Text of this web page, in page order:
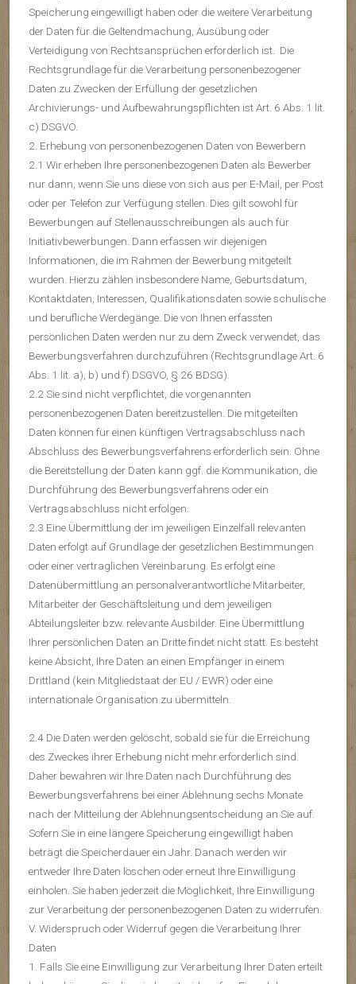
Speicherung eingewilligt haben oder die weitere Verarbeitung
der Daten für die Geltendmachung, Ausübung oder
Verteidigung von Rechtsansprüchen erforderlich ist. Die
Rechtsgrundlage für die Verarbeitung personenbezogener
Daten zu Zwecken der Erfüllung der gesetzlichen
Archivierungs- und Aufbewahrungspflichten ist Art. 6 Abs. 1 lit.
c) DSGVO.
2. Erhebung von personenbezogenen Daten von Bewerbern
2.1 Wir erheben Ihre personenbezogenen Daten als Bewerber
nur dann, wenn Sie uns diese von sich aus per E-Mail, per Post
oder per Telefon zur Verfügung stellen. Dies gilt sowohl für
Bewerbungen auf Stellenausschreibungen als auch für
Initiativbewerbungen. Dann erfassen wir diejenigen
Informationen, die im Rahmen der Bewerbung mitgeteilt
wurden. Hierzu zählen insbesondere Name, Geburtsdatum,
Kontaktdaten, Interessen, Qualifikationsdaten sowie schulische
und berufliche Werdegänge. Die von Ihnen erfassten
persönlichen Daten werden nur zu dem Zweck verwendet, das
Bewerbungsverfahren durchzuführen (Rechtsgrundlage Art. 6
Abs. 1 lit. a), b) und f) DSGVO, § 26 BDSG).
2.2 Sie sind nicht verpflichtet, die vorgenannten
personenbezogenen Daten bereitzustellen. Die mitgeteilten
Daten können für einen künftigen Vertragsabschluss nach
Abschluss des Bewerbungsverfahrens erforderlich sein. Ohne
die Bereitstellung der Daten kann ggf. die Kommunikation, die
Durchführung des Bewerbungsverfahrens oder ein
Vertragsabschluss nicht erfolgen.
2.3 Eine Übermittlung der im jeweiligen Einzelfall relevanten
Daten erfolgt auf Grundlage der gesetzlichen Bestimmungen
oder einer vertraglichen Vereinbarung. Es erfolgt eine
Datenübermittlung an personalverantwortliche Mitarbeiter,
Mitarbeiter der Geschäftsleitung und dem jeweiligen
Abteilungsleiter bzw. relevante Ausbilder. Eine Übermittlung
Ihrer persönlichen Daten an Dritte findet nicht statt. Es besteht
keine Absicht, Ihre Daten an einen Empfänger in einem
Drittland (kein Mitgliedstaat der EU / EWR) oder eine
internationale Organisation zu übermitteln.
2.4 Die Daten werden gelöscht, sobald sie für die Erreichung
des Zweckes ihrer Erhebung nicht mehr erforderlich sind.
Daher bewahren wir Ihre Daten nach Durchführung des
Bewerbungsverfahrens bei einer Ablehnung sechs Monate
nach der Mitteilung der Ablehnungsentscheidung an Sie auf.
Sofern Sie in eine längere Speicherung eingewilligt haben
beträgt die Speicherdauer ein Jahr. Danach werden wir
entweder Ihre Daten löschen oder erneut Ihre Einwilligung
einholen. Sie haben jederzeit die Möglichkeit, Ihre Einwilligung
zur Verarbeitung der personenbezogenen Daten zu widerrufen.
V. Widerspruch oder Widerruf gegen die Verarbeitung Ihrer
Daten
1. Falls Sie eine Einwilligung zur Verarbeitung Ihrer Daten erteilt